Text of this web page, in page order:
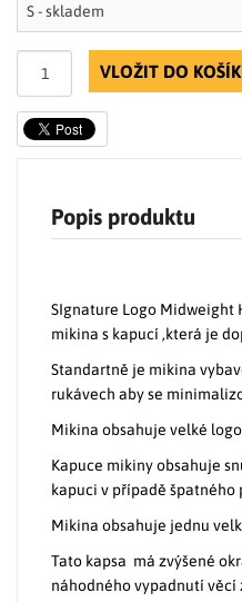
VLOŽIT DO
Popis produktu
SIgnature Logo Midweight
mikina s kapucí ,která je
Standartně je mikina
rukávech aby se
Mikina obsahuje velké
Kapuce mikiny obsahuje
kapuci v případě špatného
Mikina obsahuje jednu
Tato kapsa má zvýšené
náhodného vypadnutí věcí